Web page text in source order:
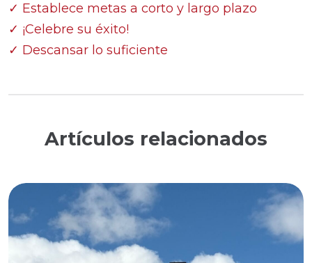
✓ Establece metas a corto y largo plazo
✓ ¡Celebre su éxito!
✓ Descansar lo suficiente
Artículos relacionados